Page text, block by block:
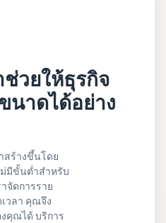
ช่วยให้ธุรกิจ
าดได้อย่าง
สร้างขึ้นโดย
มีขั้นต่ำสำหรับ
จัดการราย
วลา คุณจึง
คุณได้ บริการ